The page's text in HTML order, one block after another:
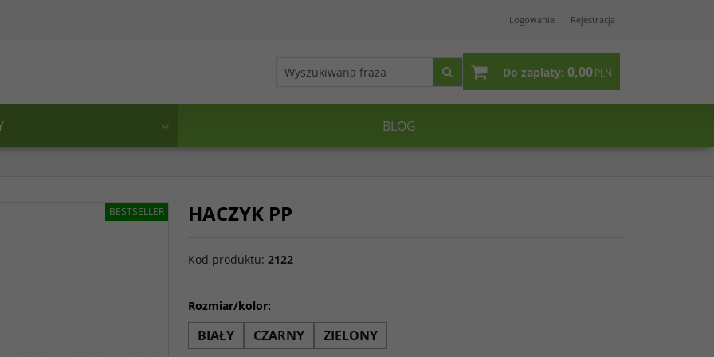
Logowanie Rejestracja
Do zapłaty: 0,00PLN
BLOG
BESTSELLER HACZYK PP
Kod produktu: 2122
Rozmiar/kolor:
BIAŁY CZARNY ZIELONY